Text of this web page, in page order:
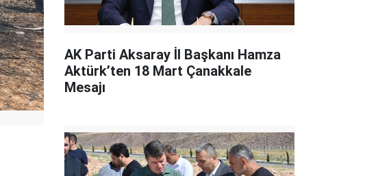
AK Parti Aksaray İl Başkanı Hamza
Aktürk’ten 18 Mart Çanakkale
Mesajı